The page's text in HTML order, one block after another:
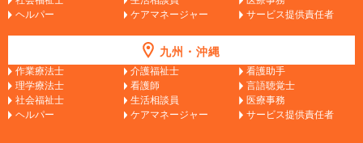
ヘルパー
ケアマネージャー サービス提供責任者
九州・沖縄
作業療法士 介護福祉士
看護助手
理学療法士
看護師
言語聴覚士
社会福祉士
生活相談員
医療事務
ヘルパー
ケアマネージャー サービス提供責任者